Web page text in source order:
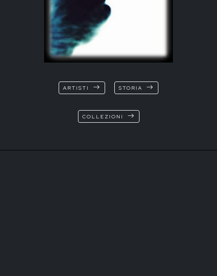
ARTISTI STORIA
COLLEZIONI